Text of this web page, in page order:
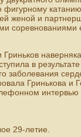
женой и
соревнованиями
Гриньков
в
заболевания
Гринькова и
интервью
29-летие.